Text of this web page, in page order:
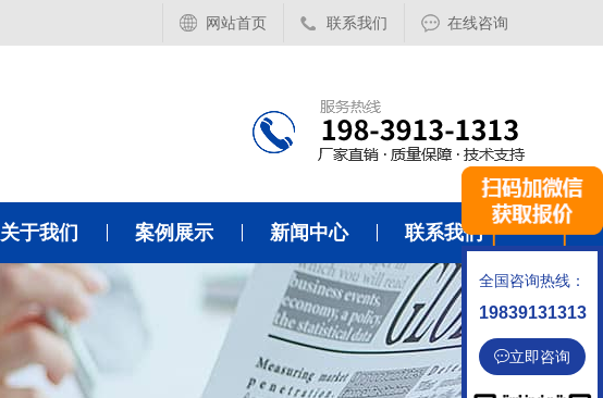
网站首页 联系我们 在线咨询
关于我们 案例展示 新闻中心 联系我们
全国咨询热线：
19839131313
立即咨询